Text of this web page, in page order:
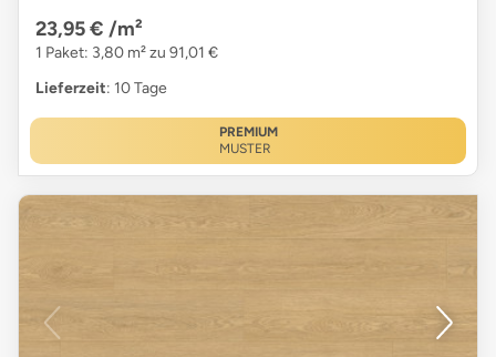
23,95 € /m²
1 Paket: 3,80 m² zu 91,01 €
Lieferzeit: 10 Tage
PREMIUM
MUSTER